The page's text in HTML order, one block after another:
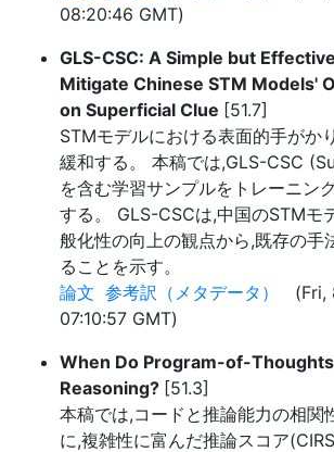
08:20:46 GMT)
GLS-CSC: A Simple but
Mitigate Chinese STM Models'
on Superficial Clue [51.7]
STMモデルにおける表面的手がか
緩和する。 本稿では,GLS-CSC
を含む学習サンプルをトレーニン
する。 GLS-CSCは,中国のSTMモ
般化性の向上の観点から,既存の手
ることを示す。
論文 参考訳（メタデータ）
(Fri,
07:10:57 GMT)
When Do Program-of-
Reasoning? [51.3]
本稿では,コードと推論能力の相関
に,複雑性に富んだ推論スコア